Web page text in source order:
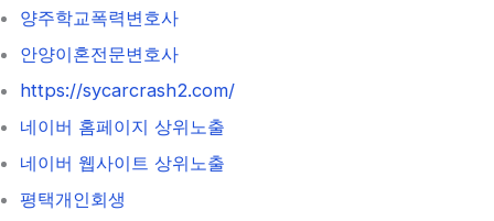
양주학교폭력변호사
안양이혼전문변호사
https://sycarcrash2.com/
네이버 홈페이지 상위노출
네이버 웹사이트 상위노출
평택개인회생